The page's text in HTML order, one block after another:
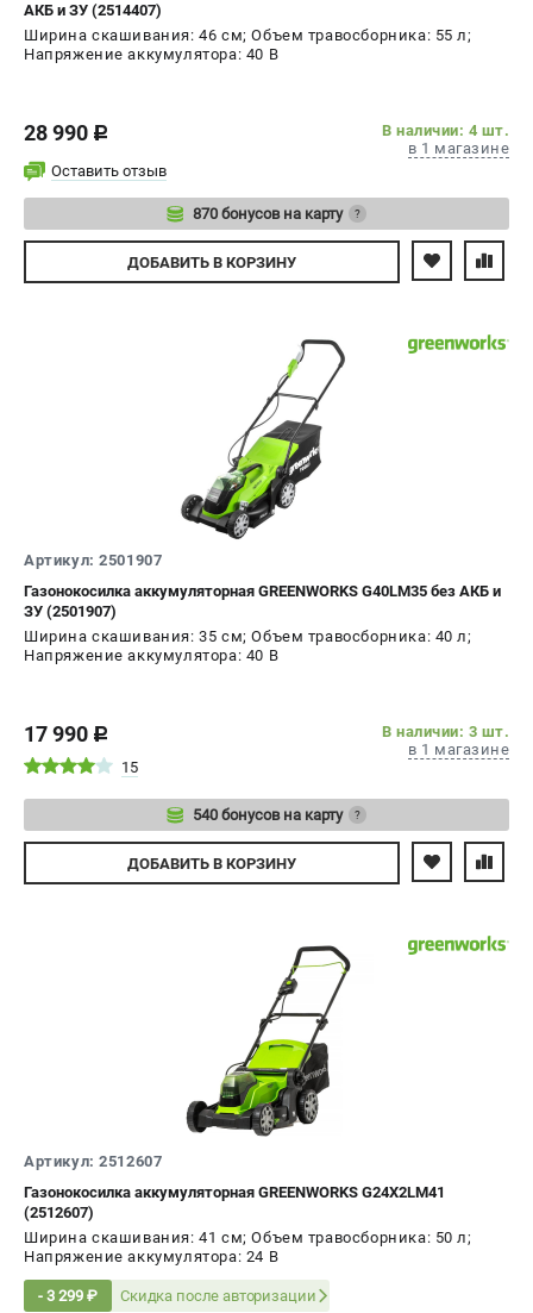
АКБ и ЗУ (2514407)
Ширина скашивания: 46 см; Объем травосборника: 55 л;
Напряжение аккумулятора: 40 В
28 990 c
В наличии: 4 шт.
в 1 магазине
Оставить отзыв
870 бонусов на карту ?
Авторизуйтесь
ДОБАВИТЬ В КОРЗИНУ
Артикул: 2501907
Газонокосилка аккумуляторная GREENWORKS G40LM35 без АКБ и
ЗУ (2501907)
Ширина скашивания: 35 см; Объем травосборника: 40 л;
Напряжение аккумулятора: 40 В
17 990 c
В наличии: 3 шт.
в 1 магазине
15
540 бонусов на карту ?
Авторизуйтесь
ДОБАВИТЬ В КОРЗИНУ
Артикул: 2512607
Газонокосилка аккумуляторная GREENWORKS G24X2LM41
(2512607)
Ширина скашивания: 41 см; Объем травосборника: 50 л;
Напряжение аккумулятора: 24 В
- 3 299 ₽ Скидка после авторизации